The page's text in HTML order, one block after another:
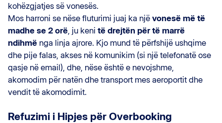
kohëzgjatjes së vonesës.
Mos harroni se nëse fluturimi juaj ka një vonesë më të
madhe se 2 orë , ju keni të drejtën për të marrë
ndihmë nga linja ajrore. Kjo mund të përfshijë ushqime
dhe pije falas, akses në komunikim (si një telefonatë ose
qasje në email), dhe, nëse është e nevojshme,
akomodim për natën dhe transport mes aeroportit dhe
vendit të akomodimit.
Refuzimi i Hipjes për Overbooking